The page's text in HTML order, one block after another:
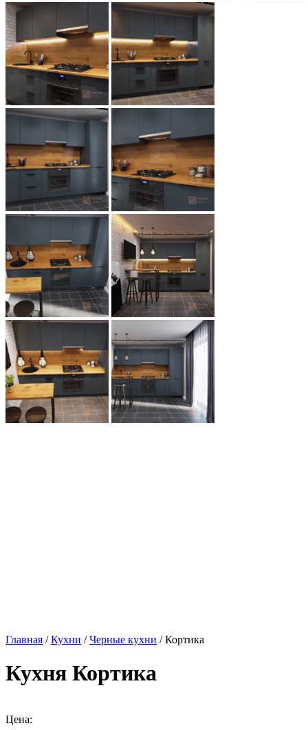
Главная /Кухни /Черные кухни / Кортика
Кухня Кортика
Цена: